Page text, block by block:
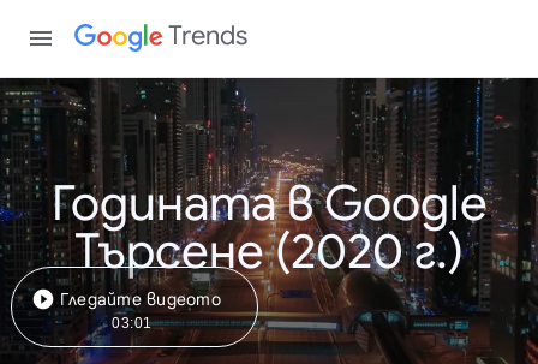
Trends
Годината в Google
Търсене (2020 г.)
Гледайте видеото
03:01